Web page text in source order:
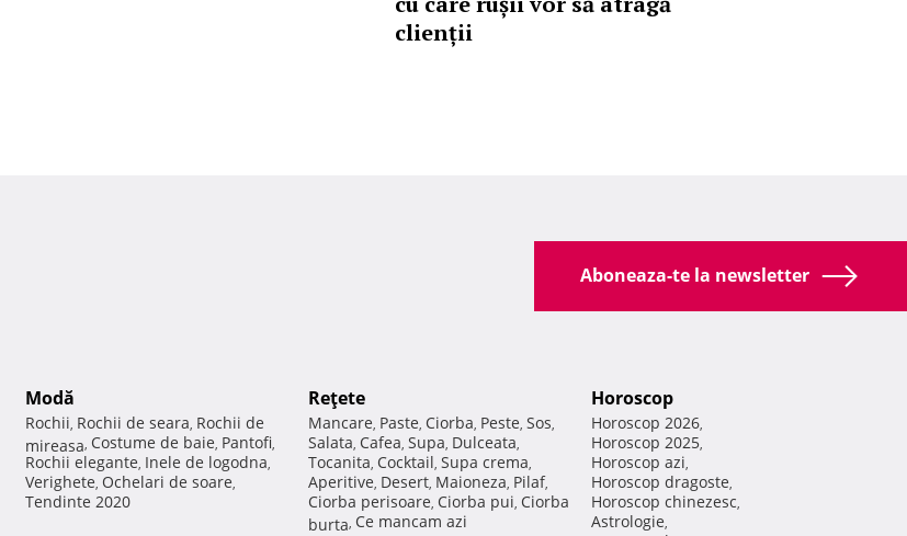
clienții
Aboneaza-te la newsletter
Modă
Rochii, Rochii de seara, Rochii de
mireasa, Costume de baie, Pantofi,
Rochii elegante, Inele de logodna,
Verighete, Ochelari de soare,
Tendinte 2020
Reţete
Mancare, Paste, Ciorba, Peste, Sos,
Salata, Cafea, Supa, Dulceata,
Tocanita, Cocktail, Supa crema,
Aperitive, Desert, Maioneza, Pilaf,
Ciorba perisoare, Ciorba pui, Ciorba
burta, Ce mancam azi
Horoscop
Horoscop 2026,
Horoscop 2025,
Horoscop azi,
Horoscop dragoste,
Horoscop chinezesc,
Astrologie,